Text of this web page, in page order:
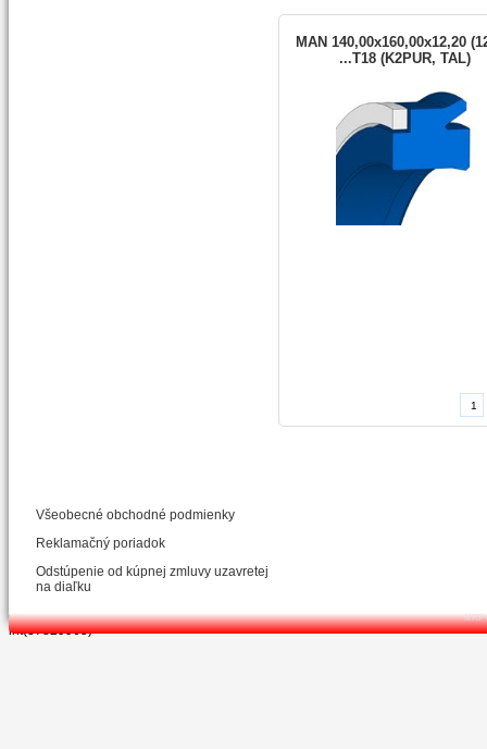
MAN 140,00x160,00x12,20
...T18 (K2PUR, TAL)
Všeobecné obchodné podmienky
Reklamačný poriadok
Odstúpenie od kúpnej zmluvy uzavretej
na diaľku
MRP
int(37829965)